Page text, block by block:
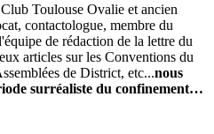
Toulouse Ovalie et ancien
contactologue, membre du
de rédaction de la lettre du
articles sur les Conventions du
de District, etc...nous
surréaliste du confinement…